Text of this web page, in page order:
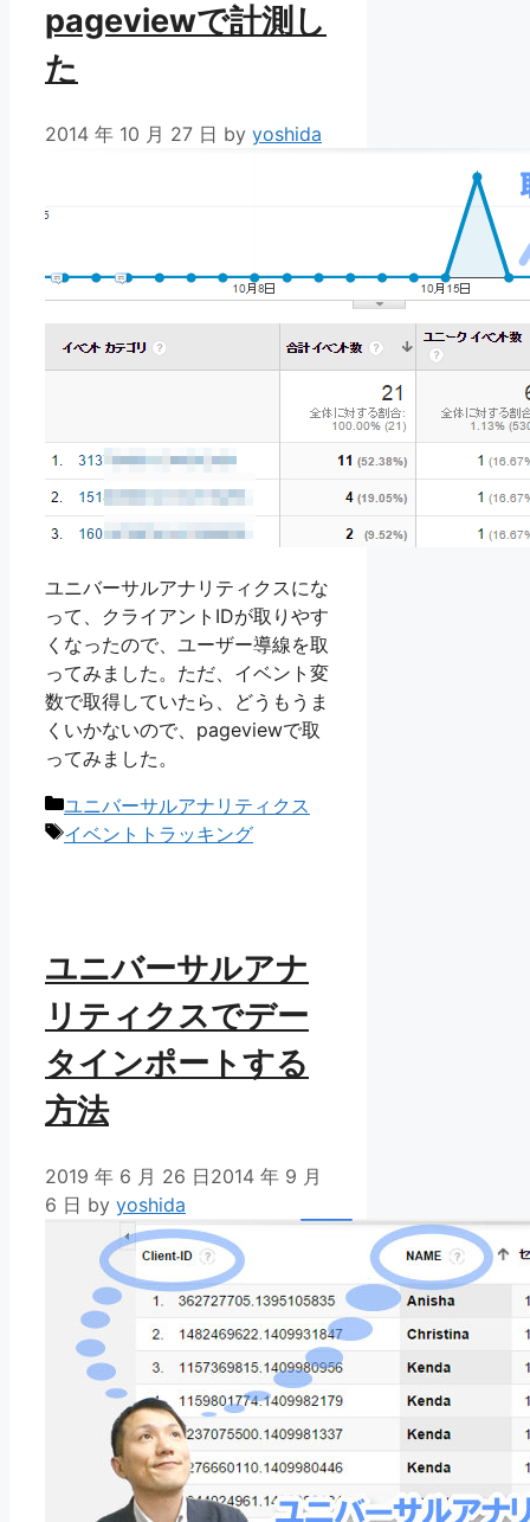
pageviewで計測し
た
2014 年 10 月 27 日 by yoshida
ユニバーサルアナリティクスにな
って、クライアントIDが取りやす
くなったので、ユーザー導線を取
ってみました。ただ、イベント変
数で取得していたら、どうもうま
くいかないので、pageviewで取
ってみました。
カ
テ
ユニバーサルアナリティクス
タ
イベントトラッキング
ユニバーサルアナ
リティクスでデー
タインポートする
方法
2019 年 6 月 26 日2014 年 9 月
6 日 by yoshida